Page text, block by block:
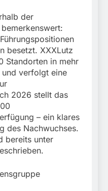
der
besetzt. XXXLutz
Standorten in mehr
verfolgt eine
2026 stellt das
– ein klares
des Nachwuchses.
bereits unter